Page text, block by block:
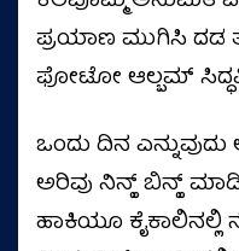
ಪ್ರಯಾಣ ಮುಗಿಸಿ ದಡ
ಫೋಟೋ ಆಲ್ಬಮ್
ಒಂದು ದಿನ
ಅರಿವು ನಿನ್ಹ್ ಬಿನ್ಹ್
ಹಾಕಿಯೂ